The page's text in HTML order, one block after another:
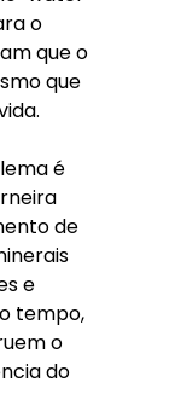
o
que o
que
é
de
e
tempo,
o
do